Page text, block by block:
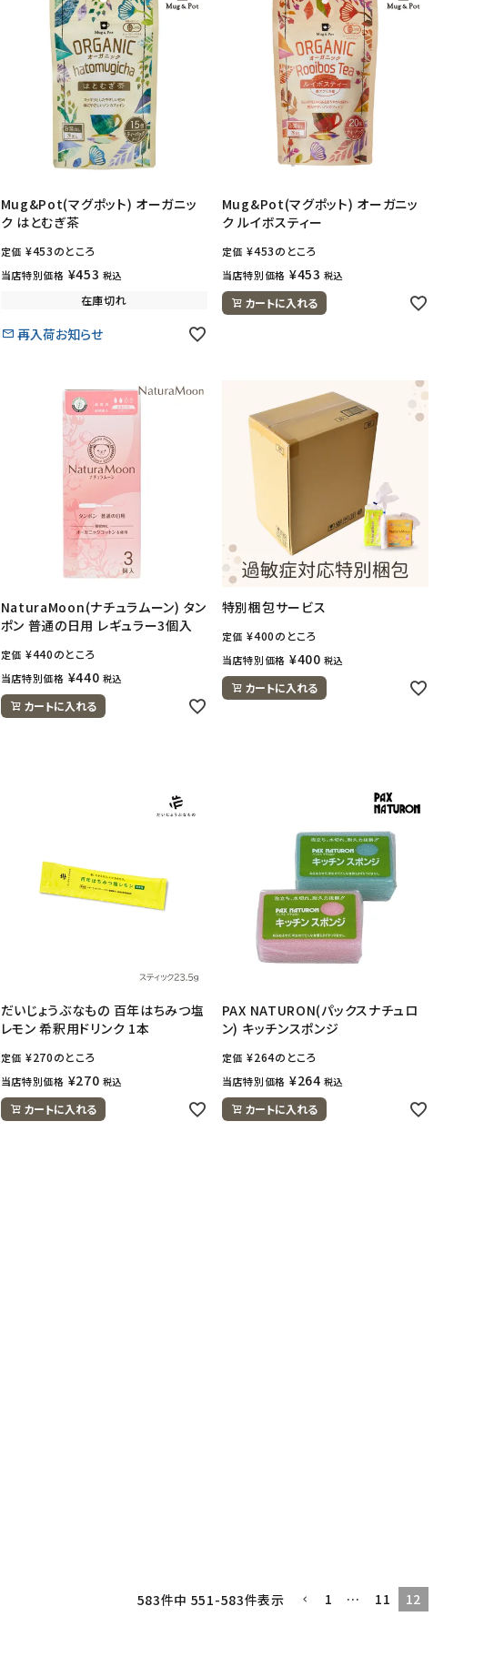
Mug&Pot(マグポット) オーガニッ
ク はとむぎ茶
定価 ¥453のところ
当店特別価格 ¥453 税込
在庫切れ
再入荷お知らせ
Mug&Pot(マグポット) オーガニッ
ク ルイボスティー
定価 ¥453のところ
当店特別価格 ¥453 税込
カートに入れる
NaturaMoon(ナチュラムーン) タン
ポン 普通の日用 レギュラー3個入
定価 ¥440のところ
当店特別価格 ¥440 税込
カートに入れる
特別梱包サービス
定価 ¥400のところ
当店特別価格 ¥400 税込
カートに入れる
だいじょうぶなもの 百年はちみつ塩
レモン 希釈用ドリンク 1本
定価 ¥270のところ
当店特別価格 ¥270 税込
カートに入れる
PAX NATURON(パックスナチュロ
ン) キッチンスポンジ
定価 ¥264のところ
当店特別価格 ¥264 税込
カートに入れる
583件中 551-583件表示 1 … 11 12